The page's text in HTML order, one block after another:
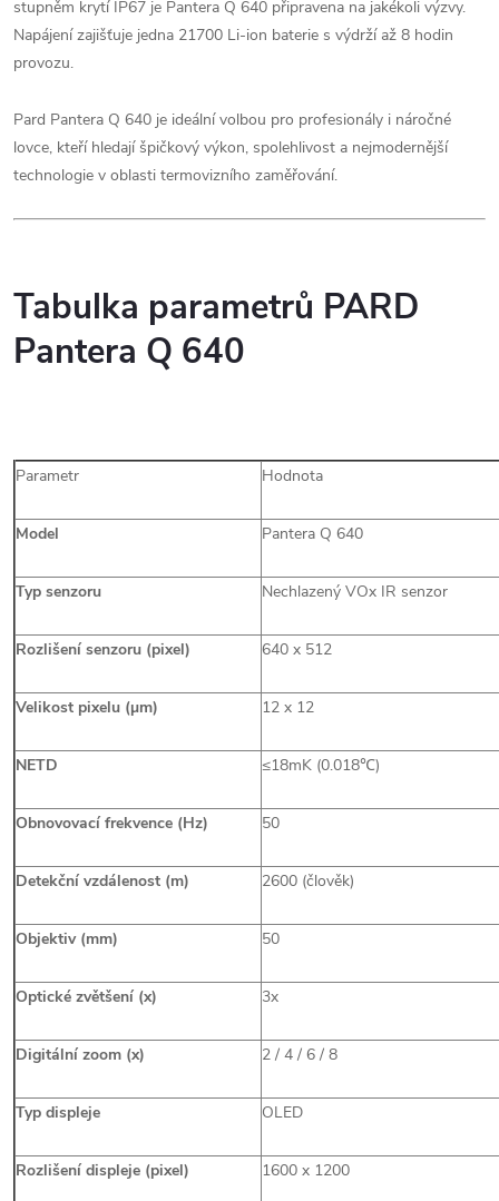
stupněm krytí IP67 je Pantera Q 640 připravena na jakékoli výzvy.
Napájení zajišťuje jedna 21700 Li-ion baterie s výdrží až 8 hodin
provozu.
Pard Pantera Q 640 je ideální volbou pro profesionály i náročné
lovce, kteří hledají špičkový výkon, spolehlivost a nejmodernější
technologie v oblasti termovizního zaměřování.
Tabulka parametrů PARD
Pantera Q 640
Parametr Hodnota
Model Pantera Q 640
Typ senzoru Nechlazený VOx IR senzor
Rozlišení senzoru (pixel) 640 x 512
Velikost pixelu (µm) 12 x 12
NETD ≤18mK (0.018℃)
Obnovovací frekvence (Hz) 50
Detekční vzdálenost (m) 2600 (člověk)
Objektiv (mm) 50
Optické zvětšení (x) 3x
Digitální zoom (x) 2 / 4 / 6 / 8
Typ displeje OLED
Rozlišení displeje (pixel) 1600 x 1200